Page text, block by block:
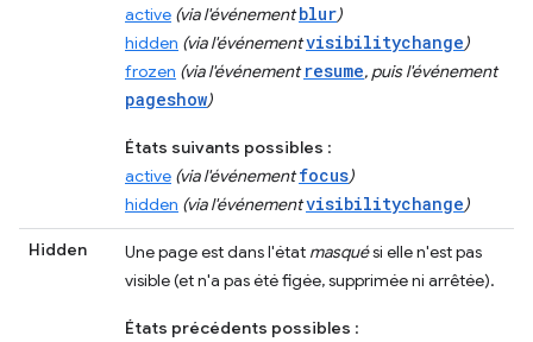
active (via l'événementblur)
hidden (via l'événementvisibilitychange)
frozen (via l'événementresume, puis l'événement
pageshow)
États suivants possibles :
active (via l'événementfocus)
hidden (via l'événementvisibilitychange)
Hidden Une page est dans l'état masquési elle n'est pas
visible (et n'a pas été figée, supprimée ni arrêtée).
États précédents possibles :